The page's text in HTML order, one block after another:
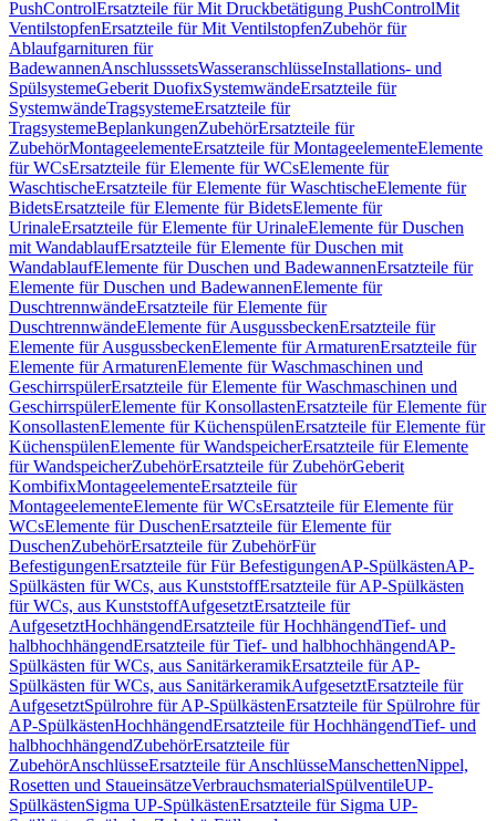
PushControlErsatzteile für Mit Druckbetätigung PushControlMit
VentilstopfenErsatzteile für Mit VentilstopfenZubehör für
Ablaufgarnituren für
BadewannenAnschlusssetsWasseranschlüsseInstallations- und
SpülsystemeGeberit DuofixSystemwändeErsatzteile für
SystemwändeTragsystemeErsatzteile für
TragsystemeBeplankungenZubehörErsatzteile für
ZubehörMontageelementeErsatzteile für MontageelementeElemente
für WCsErsatzteile für Elemente für WCsElemente für
WaschtischeErsatzteile für Elemente für WaschtischeElemente für
BidetsErsatzteile für Elemente für BidetsElemente für
UrinaleErsatzteile für Elemente für UrinaleElemente für Duschen
mit WandablaufErsatzteile für Elemente für Duschen mit
WandablaufElemente für Duschen und BadewannenErsatzteile für
Elemente für Duschen und BadewannenElemente für
DuschtrennwändeErsatzteile für Elemente für
DuschtrennwändeElemente für AusgussbeckenErsatzteile für
Elemente für AusgussbeckenElemente für ArmaturenErsatzteile für
Elemente für ArmaturenElemente für Waschmaschinen und
GeschirrspülerErsatzteile für Elemente für Waschmaschinen und
GeschirrspülerElemente für KonsollastenErsatzteile für Elemente für
KonsollastenElemente für KüchenspülenErsatzteile für Elemente für
KüchenspülenElemente für WandspeicherErsatzteile für Elemente
für WandspeicherZubehörErsatzteile für ZubehörGeberit
KombifixMontageelementeErsatzteile für
MontageelementeElemente für WCsErsatzteile für Elemente für
WCsElemente für DuschenErsatzteile für Elemente für
DuschenZubehörErsatzteile für ZubehörFür
BefestigungenErsatzteile für Für BefestigungenAP-SpülkästenAP-
Spülkästen für WCs, aus KunststoffErsatzteile für AP-Spülkästen
für WCs, aus KunststoffAufgesetztErsatzteile für
AufgesetztHochhängendErsatzteile für HochhängendTief- und
halbhochhängendErsatzteile für Tief- und halbhochhängendAP-
Spülkästen für WCs, aus SanitärkeramikErsatzteile für AP-
Spülkästen für WCs, aus SanitärkeramikAufgesetztErsatzteile für
AufgesetztSpülrohre für AP-SpülkästenErsatzteile für Spülrohre für
AP-SpülkästenHochhängendErsatzteile für HochhängendTief- und
halbhochhängendZubehörErsatzteile für
ZubehörAnschlüsseErsatzteile für AnschlüsseManschettenNippel,
Rosetten und StaueinsätzeVerbrauchsmaterialSpülventileUP-
SpülkästenSigma UP-SpülkästenErsatzteile für Sigma UP-